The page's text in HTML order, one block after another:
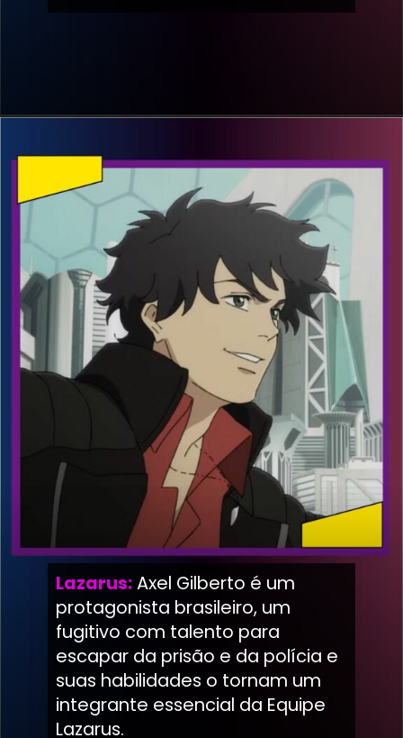
Lazarus:Axel Gilberto é um
protagonista brasileiro, um
fugitivo com talento para
escapar da prisão e da polícia e
suas habilidades o tornam um
integrante essencial da Equipe
Lazarus.